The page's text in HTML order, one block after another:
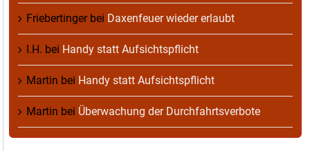
Friebertingerbei Daxenfeuer wieder erlaubt
I.H. bei Handy statt Aufsichtspflicht
Martin bei Handy statt Aufsichtspflicht
Martin bei Überwachung der Durchfahrtsverbote